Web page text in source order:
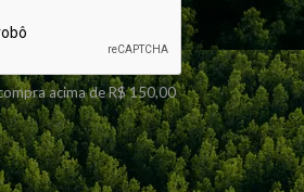
acima de R$ 150,00